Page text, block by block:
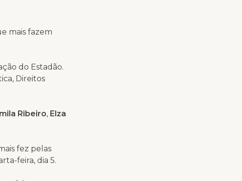
mais fazem
do Estadão.
Direitos
Ribeiro, Elza
fez pelas
feira, dia 5.